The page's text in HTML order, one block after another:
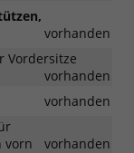
vorhanden
Vordersitze
vorhanden
vorhanden
vorn
vorhanden